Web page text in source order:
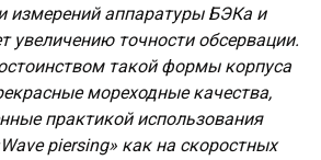
измерений аппаратуры БЭКа и
увеличению точности обсервации.
такой формы корпуса
мореходные качества,
практикой использования
piersing» как на скоростных